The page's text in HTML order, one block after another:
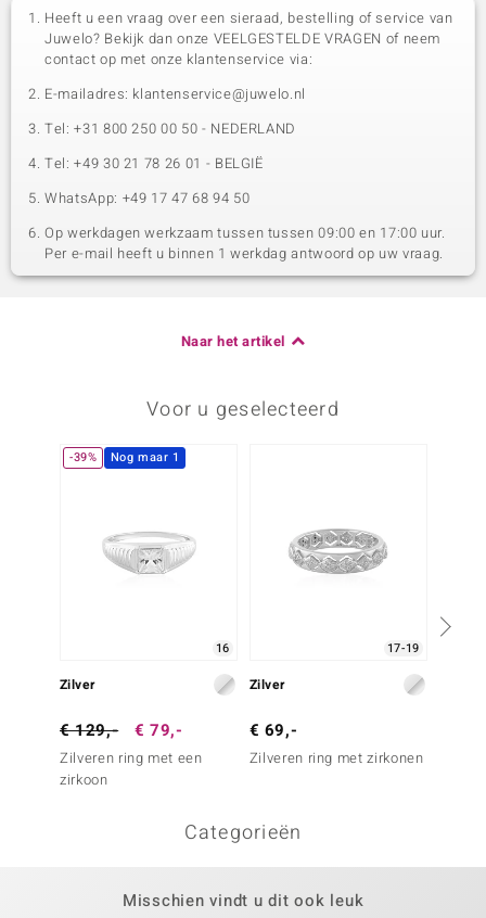
Heeft u een vraag over een sieraad, bestelling of service van
Juwelo? Bekijk dan onze VEELGESTELDE VRAGEN of neem
contact op met onze klantenservice via:
E-mailadres: klantenservice@juwelo.nl
Tel: +31 800 250 00 50 - NEDERLAND
Tel: +49 30 21 78 26 01 - BELGIË
WhatsApp: +49 17 47 68 94 50
Op werkdagen werkzaam tussen tussen 09:00 en 17:00 uur.
Per e-mail heeft u binnen 1 werkdag antwoord op uw vraag.
Naar het artikel
Voor u geselecteerd
-39% Nog maar 1
16
Zilver
€ 129,- € 79,-
Zilveren ring met een
zirkoon
17-19
Zilver
€ 69,-
Zilveren ring met zirkonen
Categorieën
Misschien vindt u dit ook leuk